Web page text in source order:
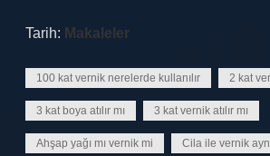
Tarih: Makaleler
100 kat vernik nerelerde kullanılır 2 kat
3 kat boya atılır mı 3 kat vernik atılır mı
Ahşap yağı mı vernik mi Cila ile vernik